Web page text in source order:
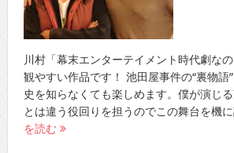
川村「幕末エンターテイメント時代劇な
観やすい作品です！ 池田屋事件の“裏物語
史を知らなくても楽しめます。僕が演じ
とは違う役回りを担うのでこの舞台を機
を読む